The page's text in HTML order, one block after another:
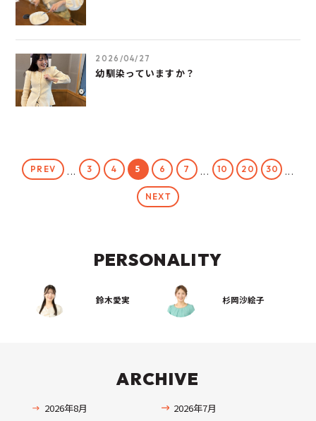
2026/04/27
幼馴染っていますか？
PREV ... 3 4 5 6 7 ... 10 20 30 ...
NEXT
PERSONALITY
鈴木愛実 杉岡沙絵子
ARCHIVE
2026年8月
2026年7月